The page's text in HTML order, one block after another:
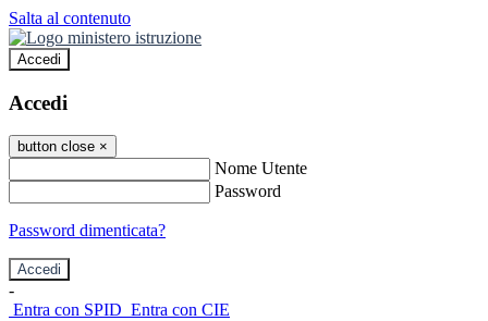
Salta al contenuto
Accedi
Accedi
button close ×
Nome Utente
Password
Password dimenticata?
-
Entra con SPID Entra con CIE